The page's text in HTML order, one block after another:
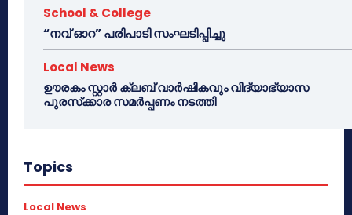
School & College
“നവ് ഓറ” പരിപാടി സംഘടിപ്പിച്ചു
Local News
ഊരകം സ്റ്റാർ ക്ലബ് വാർഷികവും വിദ്യാഭ്യാസ
പുരസ്‌ക്കാര സമർപ്പണം നടത്തി
Topics
Local News